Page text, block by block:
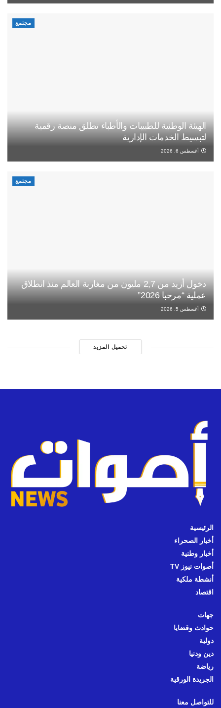
مجتمع
الهيئة الوطنية للطبيبات والأطباء تطلق منصة رقمية
لتبسيط الخدمات الإدارية
أغسطس 6, 2026
مجتمع
دخول أزيد من 2,7 مليون من مغاربة العالم منذ انطلاق
عملية “مرحبا 2026”
أغسطس 5, 2026
تحميل المزيد
الرئيسية
أخبار الصحراء
أخبار وطنية
أصوات نيوز TV
أنشطة ملكية
اقتصاد
جهات
حوادث وقضايا
دولية
دين ودنيا
رياضة
الجريدة الورقية
للتواصل معنا